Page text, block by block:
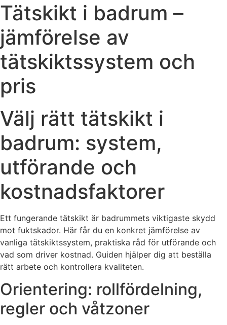
Tätskikt i badrum –
jämförelse av
tätskiktssystem och
pris
Välj rätt tätskikt i
badrum: system,
utförande och
kostnadsfaktorer
Ett fungerande tätskikt är badrummets viktigaste skydd
mot fuktskador. Här får du en konkret jämförelse av
vanliga tätskiktssystem, praktiska råd för utförande och
vad som driver kostnad. Guiden hjälper dig att beställa
rätt arbete och kontrollera kvaliteten.
Orientering: rollfördelning,
regler och våtzoner